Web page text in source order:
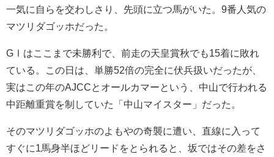
一気に自らを交わしさり、先頭に立つ馬がいた。9番人気の
マツリダゴッホだった。
GⅠはここまで未勝利で、前走の天皇賞秋でも15着に敗れ
ている。この日は、単勝52倍の完全に伏兵扱いだったが、
実はこの年のAJCCとオールカマーという、中山で行われる
中距離重賞を制していた「中山マイスター」だった。
そのマツリダゴッホのよもやの奇襲に遭い、直線に入って
すぐに1馬身半ほどリードをとられると、坂ではその差をさ